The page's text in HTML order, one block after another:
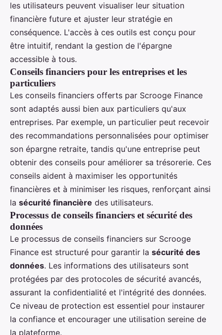
les utilisateurs peuvent visualiser leur situation
financière future et ajuster leur stratégie en
conséquence. L'accès à ces outils est conçu pour
être intuitif, rendant la gestion de l'épargne
accessible à tous.
Conseils financiers pour les entreprises et les
particuliers
Les conseils financiers offerts par Scrooge Finance
sont adaptés aussi bien aux particuliers qu'aux
entreprises. Par exemple, un particulier peut recevoir
des recommandations personnalisées pour optimiser
son épargne retraite, tandis qu'une entreprise peut
obtenir des conseils pour améliorer sa trésorerie. Ces
conseils aident à maximiser les opportunités
financières et à minimiser les risques, renforçant ainsi
la sécurité financière des utilisateurs.
Processus de conseils financiers et sécurité des
données
Le processus de conseils financiers sur Scrooge
Finance est structuré pour garantir la sécurité des
données. Les informations des utilisateurs sont
protégées par des protocoles de sécurité avancés,
assurant la confidentialité et l'intégrité des données.
Ce niveau de protection est essentiel pour instaurer
la confiance et encourager une utilisation sereine de
la plateforme.